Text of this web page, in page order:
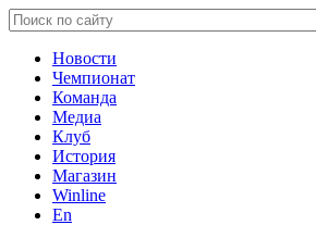
Новости
Чемпионат
Команда
Медиа
Клуб
История
Магазин
Winline
En